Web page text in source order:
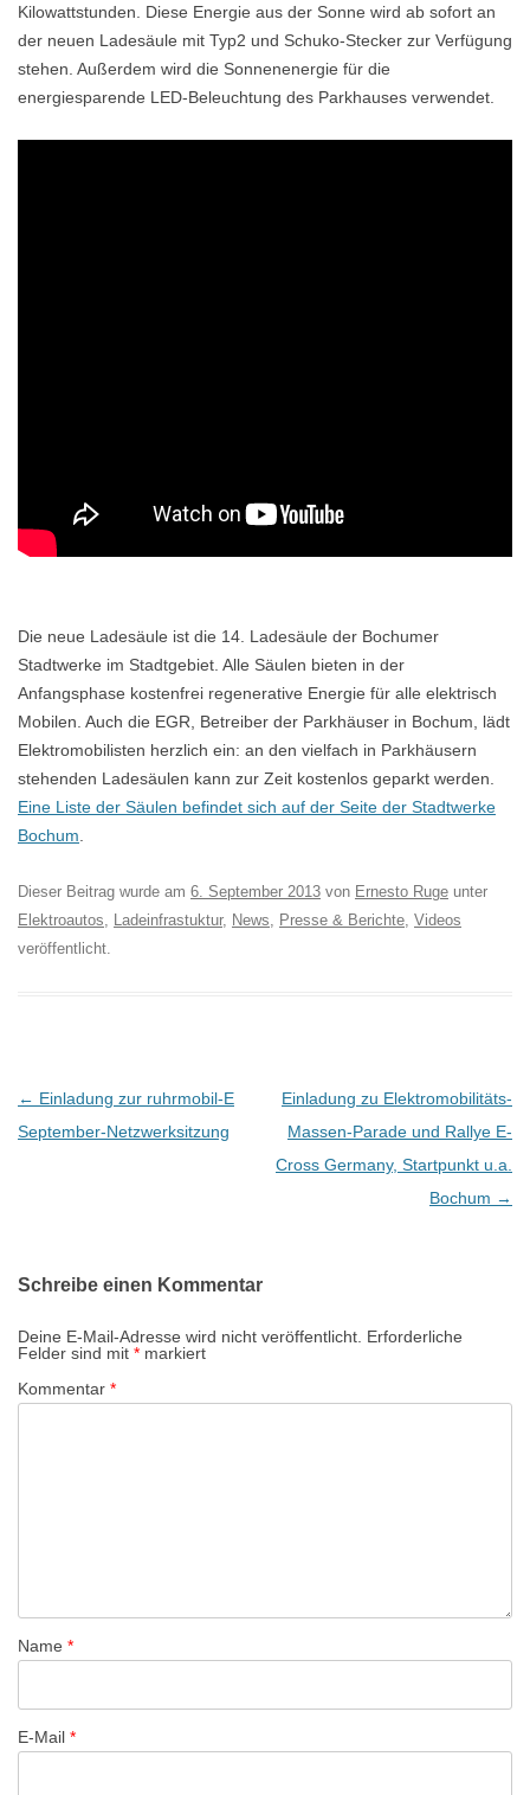
Kilowattstunden. Diese Energie aus der Sonne wird ab sofort an
der neuen Ladesäule mit Typ2 und Schuko-Stecker zur Verfügung
stehen. Außerdem wird die Sonnenenergie für die
energiesparende LED-Beleuchtung des Parkhauses verwendet.
Die neue Ladesäule ist die 14. Ladesäule der Bochumer
Stadtwerke im Stadtgebiet. Alle Säulen bieten in der
Anfangsphase kostenfrei regenerative Energie für alle elektrisch
Mobilen. Auch die EGR, Betreiber der Parkhäuser in Bochum, lädt
Elektromobilisten herzlich ein: an den vielfach in Parkhäusern
stehenden Ladesäulen kann zur Zeit kostenlos geparkt werden.
Eine Liste der Säulen befindet sich auf der Seite der Stadtwerke
Bochum
Dieser Beitrag wurde am 6. September 2013 von Ernesto Ruge unter
Elektroautos
Ladeinfrastuktur, News Presse & Berichte Videos
veröffentlicht.
B
e
g
s
-
N
o
← Einladung zur ruhrmobil-E
September-Netzwerksitzung
Einladung zu Elektromobilitäts-
Massen-Parade und Rallye E-
Cross Germany, Startpunkt u.a.
Bochum →
Schreibe einen Kommentar
Deine E-Mail-Adresse wird nicht veröffentlicht. Erforderliche
Felder sind mit * markiert
Kommentar *
Name *
E-Mail *